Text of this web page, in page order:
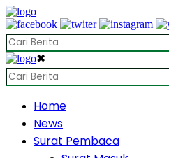
✖
Home
News
Surat Pembaca